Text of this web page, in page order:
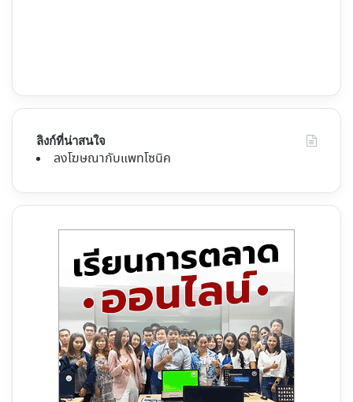
ลิงก์ที่น่าสนใจ
ลงโฆษณากับแพทโซนิค